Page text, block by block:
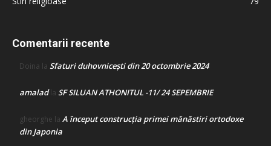
Comentarii recente
Doina la Sfaturi duhovnicești din 20 octombrie 2024
amaladla SF SILUAN ATHONITUL -11/ 24 SEPEMBRIE
gheorghe la A început construcţia primei mănăstiri ortodoxe
din Japonia